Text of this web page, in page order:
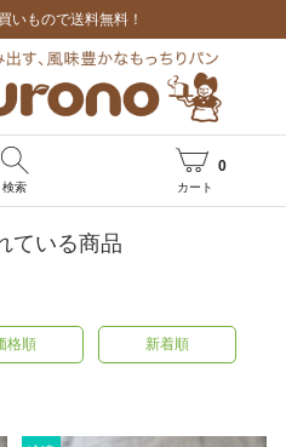
いもので送料無料！
検索 カート
0
ている商品
格順 新着順